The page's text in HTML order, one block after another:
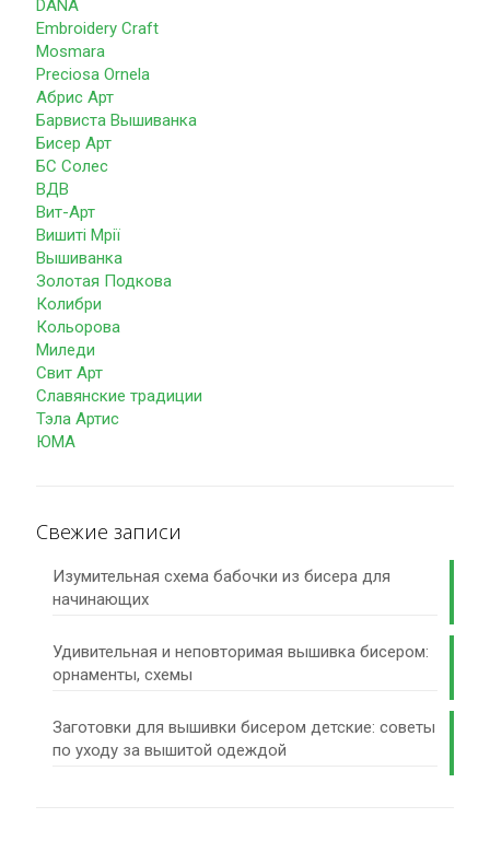
DANA
Embroidery Craft
Mosmara
Preciosa Ornela
Абрис Арт
Барвиста Вышиванка
Бисер Арт
БС Солес
ВДВ
Вит-Арт
Вишиті Мрії
Вышиванка
Золотая Подкова
Колибри
Кольорова
Миледи
Свит Арт
Славянские традиции
Тэла Артис
ЮМА
Свежие записи
Изумительная схема бабочки из бисера для
начинающих
Удивительная и неповторимая вышивка бисером:
орнаменты, схемы
Заготовки для вышивки бисером детские: советы
по уходу за вышитой одеждой